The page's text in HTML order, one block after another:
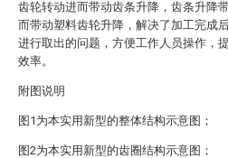
齿轮转动进而带动齿条升降，齿条升降
而带动塑料齿轮升降，解决了加工完成
进行取出的问题，方便工作人员操作，
效率。
附图说明
图1为本实用新型的整体结构示意图；
图2为本实用新型的齿圈结构示意图；